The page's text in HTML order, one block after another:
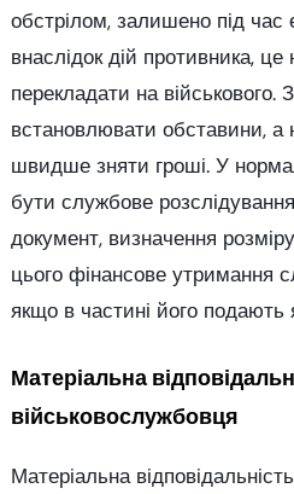
обстрілом, залишено під час
внаслідок дій противника,
перекладати на військового.
встановлювати обставини, а
швидше зняти гроші. У
бути службове
документ, визначення
цього фінансове утримання
якщо в частині його подають
Матеріальна
військовослужбовця
Матеріальна